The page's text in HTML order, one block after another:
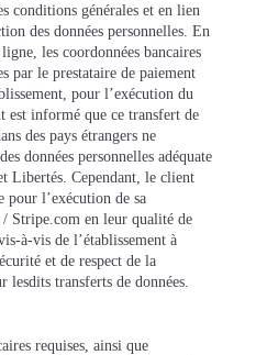
conditions générales et en lien
des données personnelles. En
les coordonnées bancaires
par le prestataire de paiement
pour l’exécution du
est informé que ce transfert de
des pays étrangers ne
données personnelles adéquate
Libertés. Cependant, le client
pour l’exécution de sa
Stripe.com en leur qualité de
à-vis de l’établissement à
et de respect de la
lesdits transferts de données.
requises, ainsi que